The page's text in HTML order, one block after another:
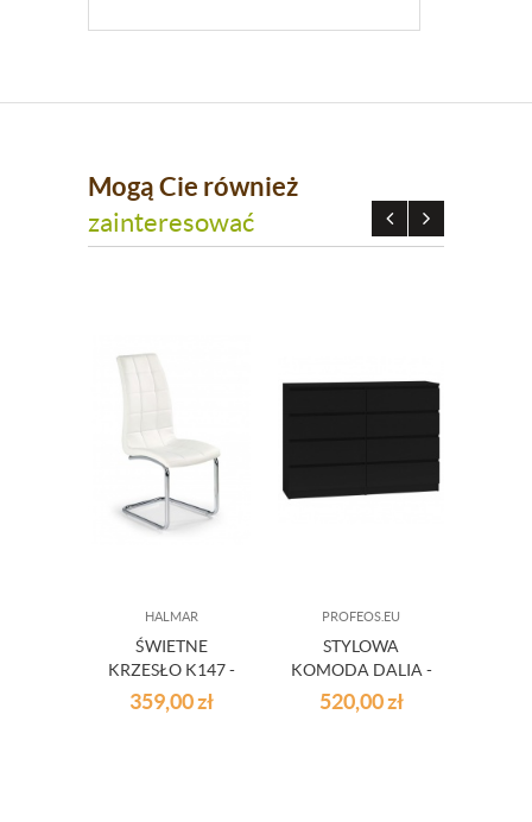
Mogą Cie również
zainteresować
HALMAR
ŚWIETNE
KRZESŁO K147 -
KOLORY
359,00zł
PROFEOS.EU
STYLOWA
KOMODA DALIA -
CZARNA
520,00zł